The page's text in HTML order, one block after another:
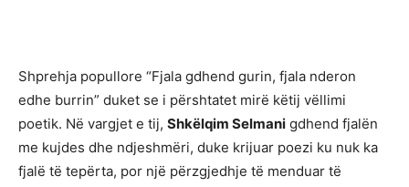
Shprehja popullore “Fjala gdhend gurin, fjala nderon
edhe burrin” duket se i përshtatet mirë këtij vëllimi
poetik. Në vargjet e tij, Shkëlqim Selmani gdhend fjalën
me kujdes dhe ndjeshmëri, duke krijuar poezi ku nuk ka
fjalë të tepërta, por një përzgjedhje të menduar të